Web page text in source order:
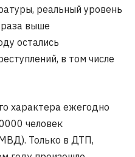
реальный уровень
раза выше
остались
в том числе
характера ежегодно
человек
Только в ДТП,